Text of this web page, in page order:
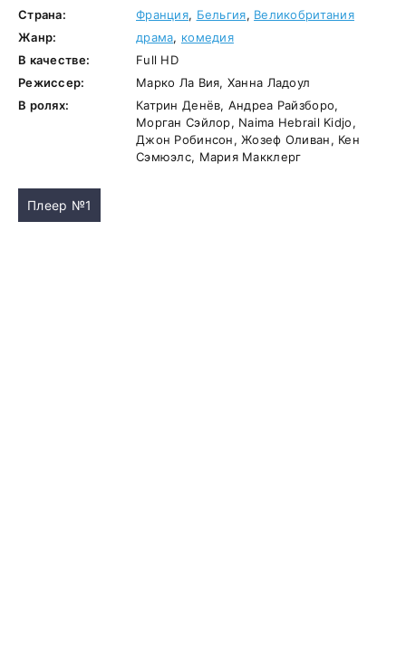
Страна:
Франция, Бельгия, Великобритания
Жанр:
драма, комедия
В качестве:
Full HD
Режиссер:
Марко Ла Вия, Ханна Ладоул
В ролях:
Катрин Денёв, Андреа Райзборо,
Морган Сэйлор, Naima Hebrail Kidjo,
Джон Робинсон, Жозеф Оливан, Кен
Сэмюэлс, Мария Макклерг
Плеер №1